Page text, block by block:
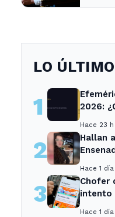
LO ÚLTIMO
1
2026:
Hace 23 h
2
Hallan
Hace 1 día
3
Chofer
intento
Hace 1 día